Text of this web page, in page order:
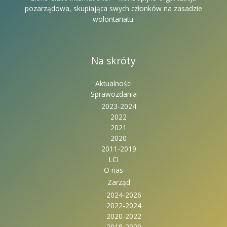
pozarządowa, skupiająca swych członków na zasadzie
wolontariatu.
Na skróty
Aktualności
Sprawozdania
2023-2024
2022
2021
2020
2011-2019
LCI
O nas
Zarząd
2024-2026
2022-2024
2020-2022